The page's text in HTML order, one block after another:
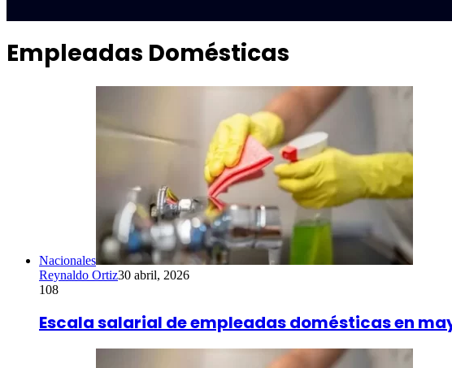
Empleadas Domésticas
Nacionales
Reynaldo Ortiz30 abril, 2026
108
Escala salarial de empleadas domésticas en